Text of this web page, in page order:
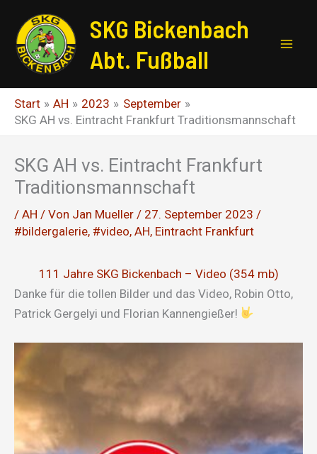
Inhalt
springen
SKG Bickenbach
Abt. Fußball
Start AH 2023
September
SKG AH vs. Eintracht Frankfurt Traditionsmannschaft
SKG AH vs. Eintracht Frankfurt
Traditionsmannschaft
/ AH / Von Jan Mueller / 27. September 2023 /
#bildergalerie, #video, AH, Eintracht Frankfurt
111 Jahre SKG Bickenbach – Video (354 mb)
Danke für die tollen Bilder und das Video, Robin Otto,
Patrick Gergelyi und Florian Kannengießer!